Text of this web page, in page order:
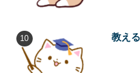
教え